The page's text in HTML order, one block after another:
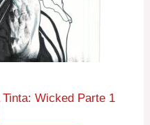
Tinta: Wicked Parte 1